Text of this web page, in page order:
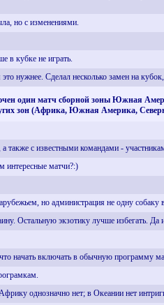
но с изменениями.
в кубке не играть.
нужнее. Сделал несколько замен на
один матч сборной зоны Южная
зон (Африка, Южная Америка,
также с известными командами -
интересные матчи?:)
но администрация не одну
Остальную экзотику лучше избегать.
что начать включать в обычную программу
однозначно нет; в Океании нет